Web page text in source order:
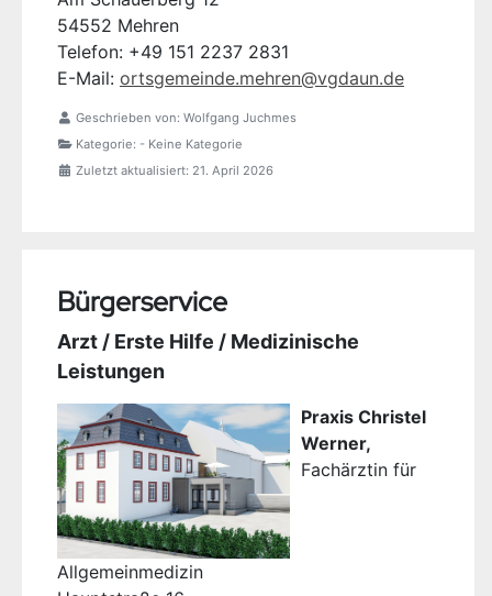
54552 Mehren
Telefon: +49 151 2237 2831
E-Mail: ortsgemeinde.mehren@vgdaun.de
Geschrieben von: Wolfgang Juchmes
Kategorie: - Keine Kategorie
Zuletzt aktualisiert: 21. April 2026
Bürgerservice
Arzt / Erste Hilfe / Medizinische
Leistungen
Praxis Christel
Werner,
Fachärztin für
Allgemeinmedizin